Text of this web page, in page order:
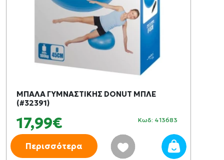
ΜΠΑΛΑ ΓΥΜΝΑΣΤΙΚΗΣ DONUT ΜΠΛΕ
(#32391)
17,99€ Κωδ: 413683
Περισσότερα